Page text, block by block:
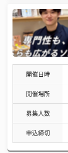
開催日時
開催場所
募集人数
申込締切